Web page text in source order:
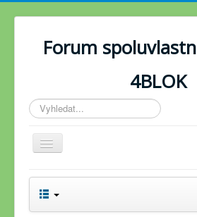
Forum
4BLOK
Vyhledávání...
Toggle
Navigation
Novinky
Fórum